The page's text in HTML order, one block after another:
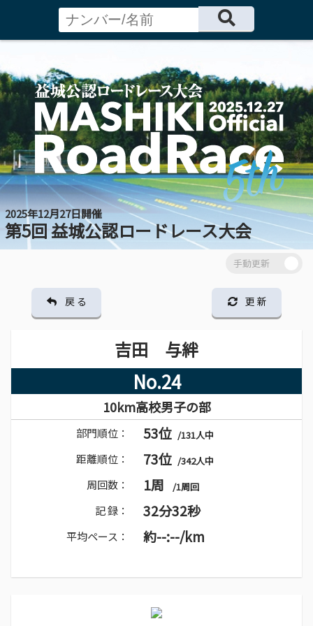
2025年12月27日開催
第5回 益城公認ロードレース大会
戻 る 更 新
吉田 与絆
No.24
10km高校男子の部
部門順位： 53位 /131人中
距離順位： 73位 /342人中
周回数： 1周 /1周回
記 録： 32分32秒
平均ペース： 約--:--/km